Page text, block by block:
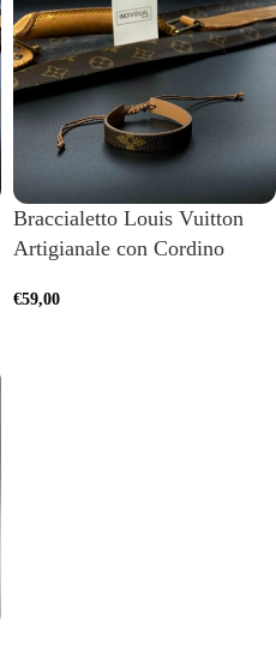
Braccialetto Louis Vuitton
Artigianale con Cordino
€59,00